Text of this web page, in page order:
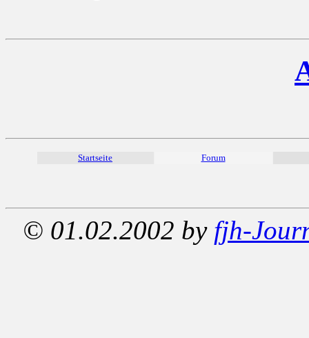
Startseite Forum
© 01.02.2002 by fjh-